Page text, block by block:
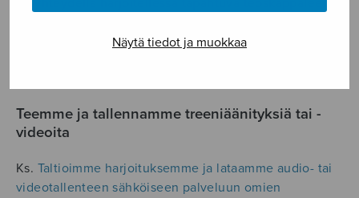
Näytä tiedot ja muokkaa
Teemme ja tallennamme treeniäänityksiä tai -
videoita
Ks. Taltioimme harjoituksemme ja lataamme audio- tai
videotallenteen sähköiseen palveluun omien